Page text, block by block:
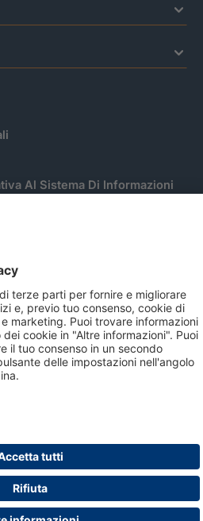
Al Sistema Di Informazioni
riservati.
Bologna / Italy Cap. Soc.
cui versato € 51.806.190,00 |
Bo, C.F. e P.IVA 02083271201
direzione e coordinamento di
con unico socio
ISO14001